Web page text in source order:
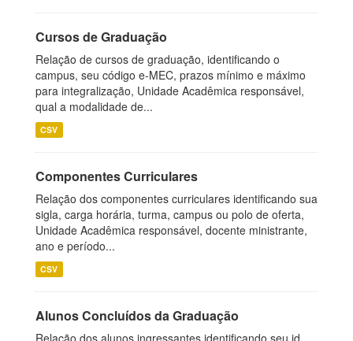
Cursos de Graduação
Relação de cursos de graduação, identificando o
campus, seu código e-MEC, prazos mínimo e máximo
para integralização, Unidade Acadêmica responsável,
qual a modalidade de...
CSV
Componentes Curriculares
Relação dos componentes curriculares identificando sua
sigla, carga horária, turma, campus ou polo de oferta,
Unidade Acadêmica responsável, docente ministrante,
ano e período...
CSV
Alunos Concluídos da Graduação
Relação dos alunos ingressantes identificando seu id,